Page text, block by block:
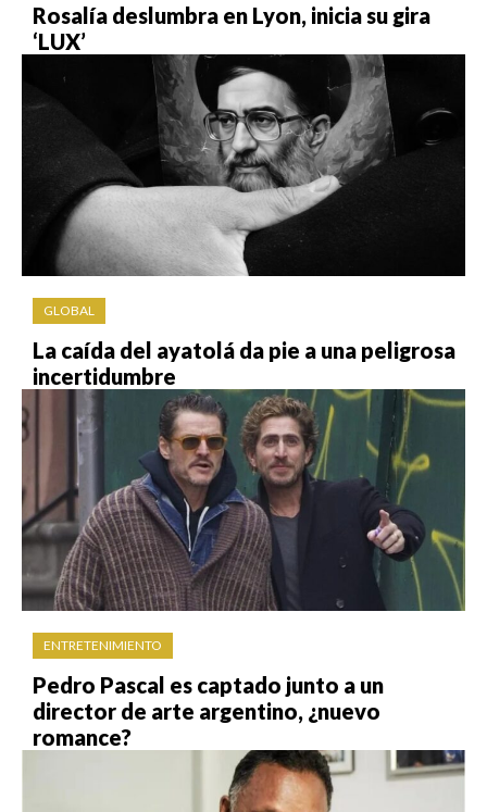
Rosalía deslumbra en Lyon, inicia su gira
‘LUX’
GLOBAL
La caída del ayatolá da pie a una peligrosa
incertidumbre
ENTRETENIMIENTO
Pedro Pascal es captado junto a un
director de arte argentino, ¿nuevo
romance?